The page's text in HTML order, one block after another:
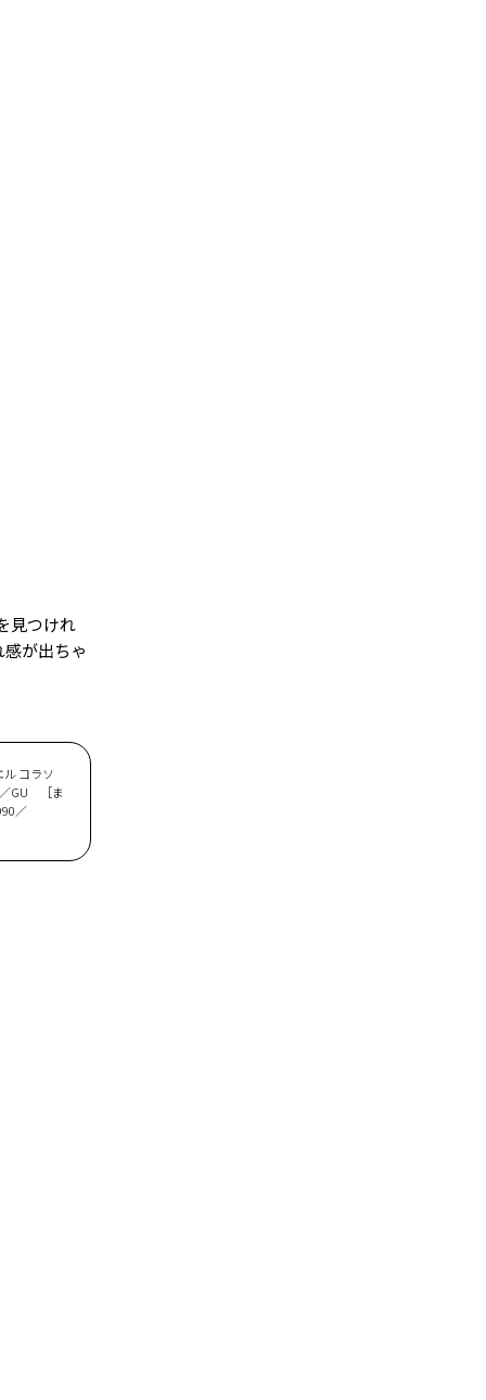
見つけれ
が出ちゃ
コラソ
GU ［ま
／